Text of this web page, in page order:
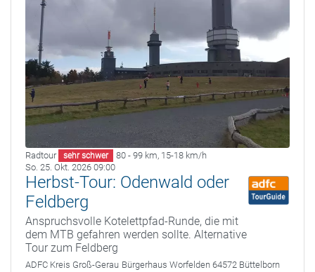
Radtour sehr schwer 80 - 99 km, 15-18 km/h
So. 25. Okt. 2026 09:00
Herbst-Tour: Odenwald oder
Feldberg
Anspruchsvolle Kotelettpfad‑Runde, die mit
dem MTB gefahren werden sollte. Alternative
Tour zum Feldberg
ADFC Kreis Groß-Gerau Bürgerhaus Worfelden 64572 Büttelborn